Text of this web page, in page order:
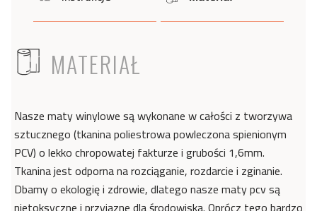
ICONMATERIAŁ
Nasze maty winylowe są wykonane w całości z tworzywa
sztucznego (tkanina poliestrowa powleczona spienionym
PCV) o lekko chropowatej fakturze i grubości 1,6mm.
Tkanina jest odporna na rozciąganie, rozdarcie i zginanie.
Dbamy o ekologię i zdrowie, dlatego nasze maty pcv są